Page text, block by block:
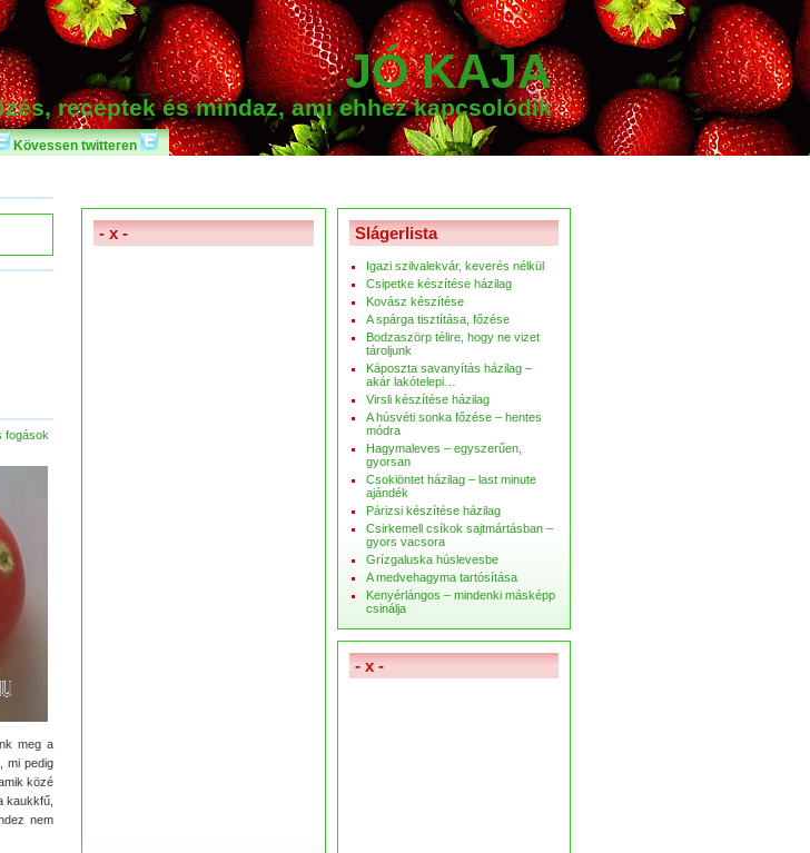
JÓ KAJA
receptek és mindaz, ami ehhez kapcsolódik
Kövessen twitteren
fogások
meg a
mi pedig
közé
kaukkfű,
nem
- x - Slágerlista
Igazi szilvalekvár, keverés nélkül
Csipetke készítése házilag
Kovász készítése
A spárga tisztítása, főzése
Bodzaszörp télire, hogy ne vizet
tároljunk
Káposzta savanyítás házilag –
akár lakótelepi…
Virsli készítése házilag
A húsvéti sonka főzése – hentes
módra
Hagymaleves – egyszerűen,
gyorsan
Csokiöntet házilag – last minute
ajándék
Párizsi készítése házilag
Csirkemell csíkok sajtmártásban –
gyors vacsora
Grízgaluska húslevesbe
A medvehagyma tartósítása
Kenyérlángos – mindenki másképp
csinálja
- x -